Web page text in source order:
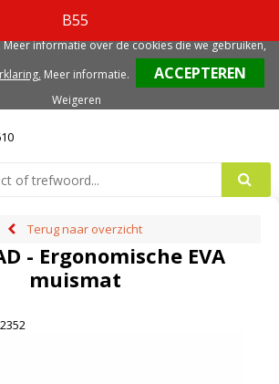
B55
0
Terug naar overzicht
- Ergonomische EVA
muismat
de beste gebruikerservaring, adviseren we deze
informatie over de cookies die we gebruiken,
Meer informatie.
Weigeren